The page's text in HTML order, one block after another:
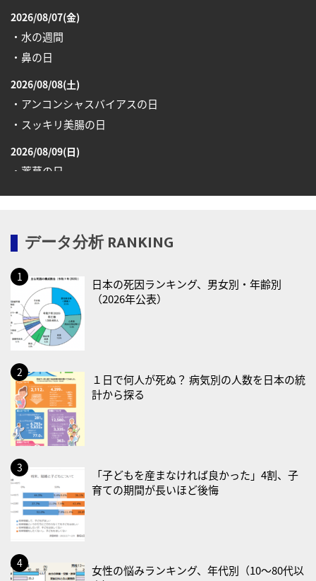
2026/08/07(金)
・水の週間
・鼻の日
2026/08/08(土)
・アンコンシャスバイアスの日
・スッキリ美腸の日
2026/08/09(日)
・薬草の日
2026/08/10(月)
・糖化の日
2026/08/12(水)
・育児の日
2026/08/13(木)
・一汁三菜の日
・減塩の日
2026/08/18(火)
・防犯の日
・世界人道デー
・食育の日
2026/08/21(金)
・治療アプリの日
・献血の日
データ分析 RANKING
日本の死因ランキング、男女別・年齢別
（2026年公表）
１日で何人が死ぬ？ 病気別の人数を日本の統
計から探る
「子どもを産まなければ良かった」4割、子
育ての期間が長いほど後悔
女性の悩みランキング、年代別（10〜80代以